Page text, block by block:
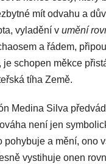
mít odvahu a
vyladění v umění
a řádem,
je schopen měkce
tíha Země.
Medina Silva
není jen
pohybuje a mění, ono
vystihuje onen